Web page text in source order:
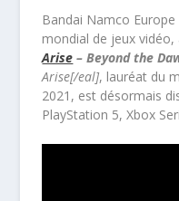
Bandai Namco
mondial de jeux vidéo,
Arise – Beyond the
Arise[/eal], lauréat du
2021, est désormais
PlayStation 5, Xbox